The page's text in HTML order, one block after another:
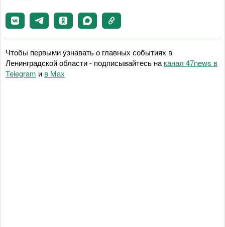
Чтобы первыми узнавать о главных событиях в
Ленинградской области - подписывайтесь на канал 47news в
Telegram и в Maх